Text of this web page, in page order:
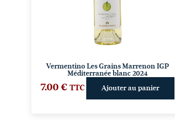
Vermentino Les Grains Marrenon IGP
Méditerranée blanc 2024
7.00€ TTC Ajouter au panier